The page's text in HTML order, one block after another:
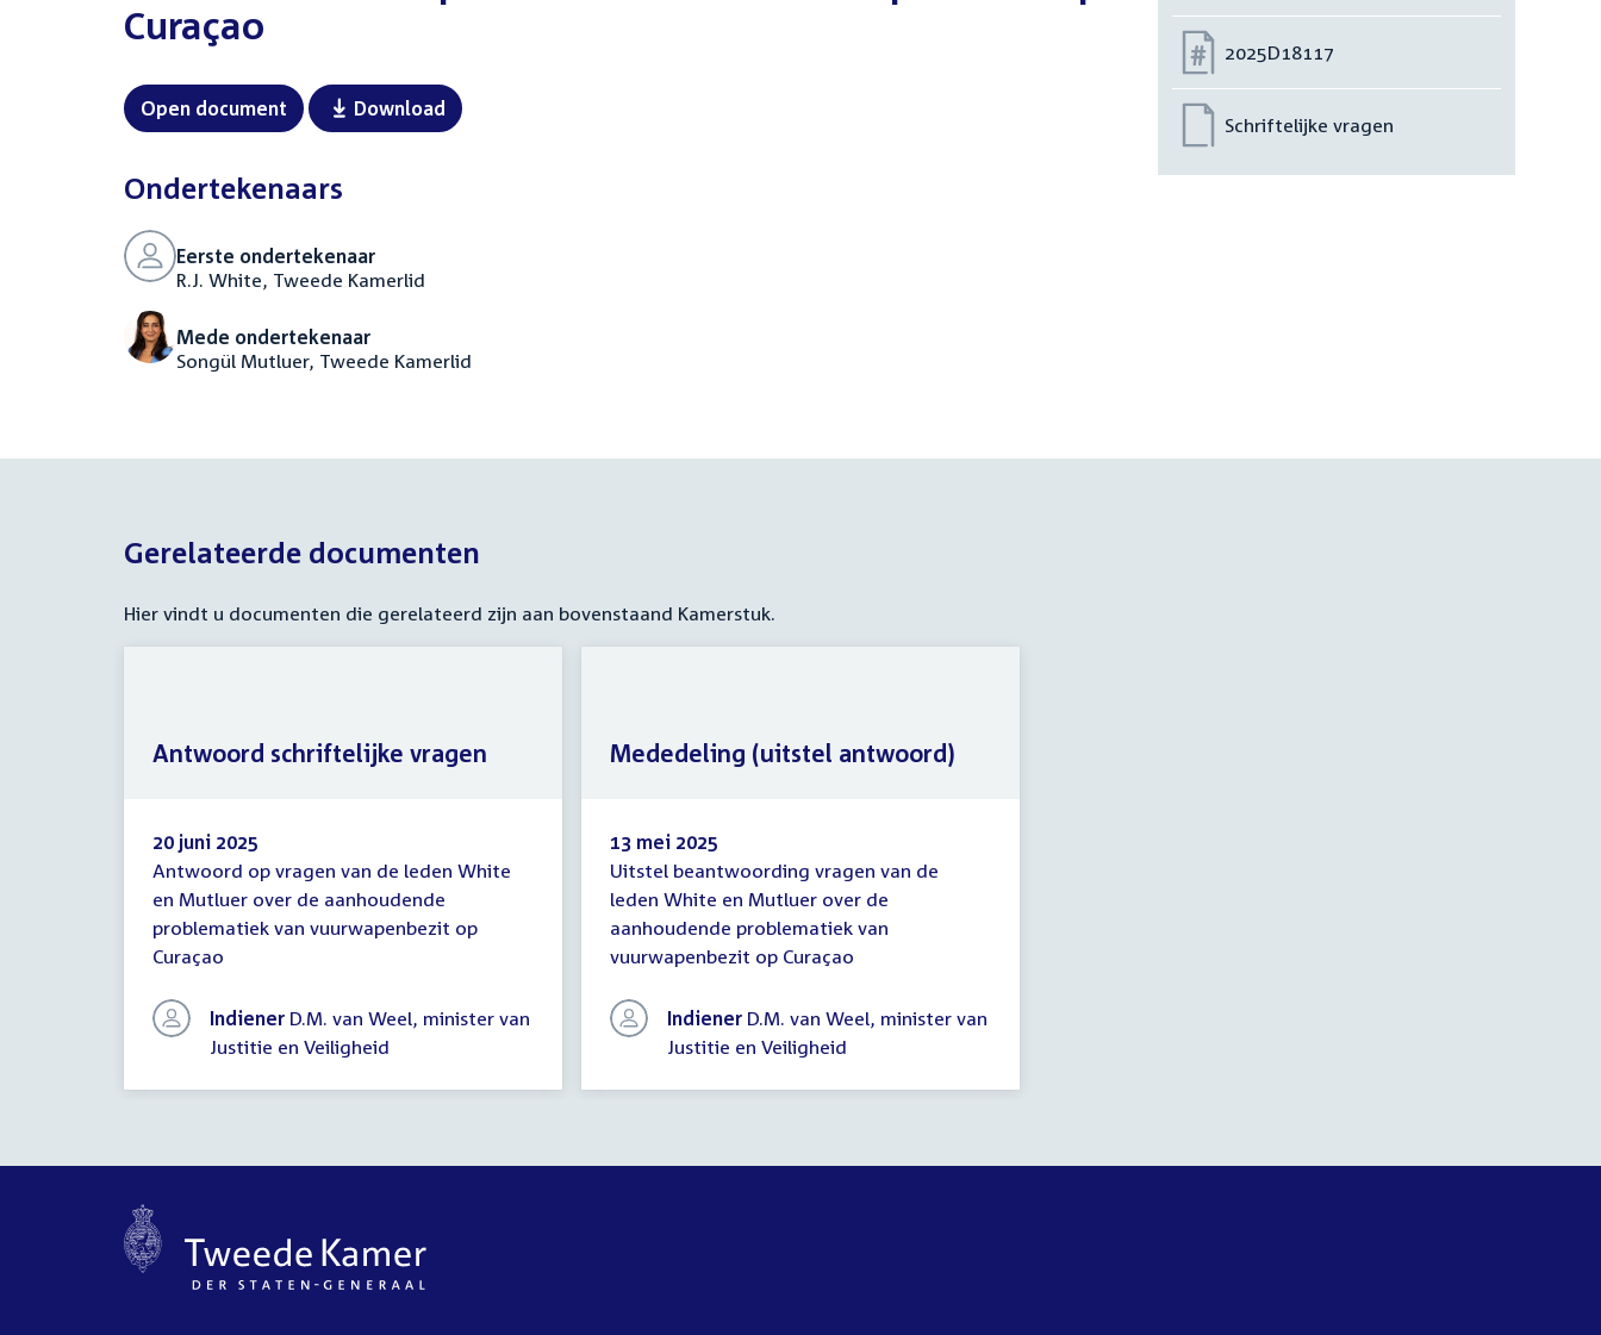
Curaçao
Open document Download
Ondertekenaars
Eerste ondertekenaar
R.J. White, Tweede Kamerlid
Mede ondertekenaar
Songül Mutluer, Tweede Kamerlid
Nummer:
2025D18117
Schriftelijke vragen
Gerelateerde documenten
Hier vindt u documenten die gerelateerd zijn aan bovenstaand Kamerstuk.
Antwoord
schriftelijke
vragen
20 juni 2025
Antwoord op vragen van de leden White
en Mutluer over de aanhoudende
problematiek van vuurwapenbezit op
Curaçao
Indiener D.M. van Weel, minister van
Justitie en Veiligheid
Antwoord schriftelijke vragen
Mededeling
(uitstel
antwoord)
13 mei 2025
Uitstel beantwoording vragen van de
leden White en Mutluer over de
aanhoudende problematiek van
vuurwapenbezit op Curaçao
Indiener D.M. van Weel, minister van
Justitie en Veiligheid
Mededeling (uitstel antwoord)